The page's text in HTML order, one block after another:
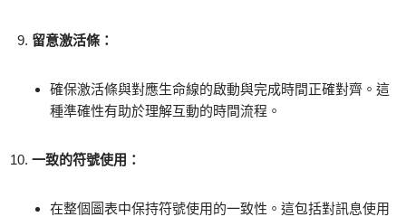
留意激活條：
確保激活條與對應生命線的啟動與完成時間正確對齊。這
種準確性有助於理解互動的時間流程。
一致的符號使用：
在整個圖表中保持符號使用的一致性。這包括對訊息使用